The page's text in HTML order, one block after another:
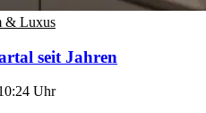
& Luxus
seit Jahren
Uhr